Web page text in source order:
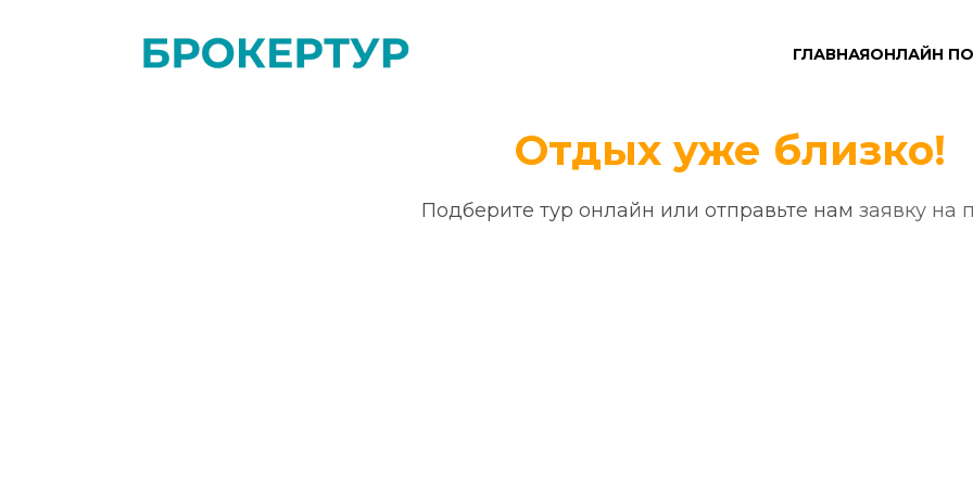
ГЛАВНАЯОНЛАЙН
Отдых уже близко!
Подберите тур онлайн или отправьте нам заявку на